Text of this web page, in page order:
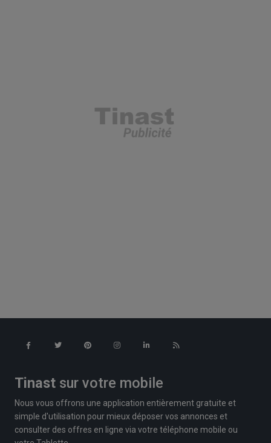
Tinast sur votre mobile
Nous vous offrons une application entièrement gratuite et
simple d'utilisation pour mieux déposer vos annonces et
consulter des offres en ligne via votre téléphone mobile ou